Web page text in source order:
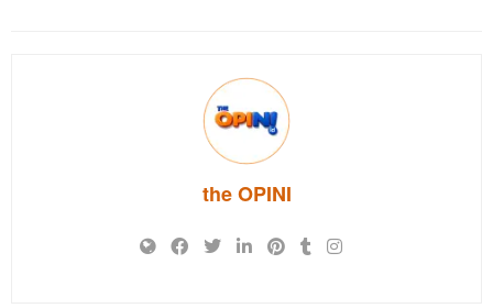
the OPINI